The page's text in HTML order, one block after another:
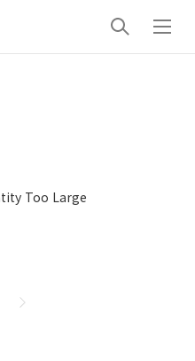
검
메
Too Large